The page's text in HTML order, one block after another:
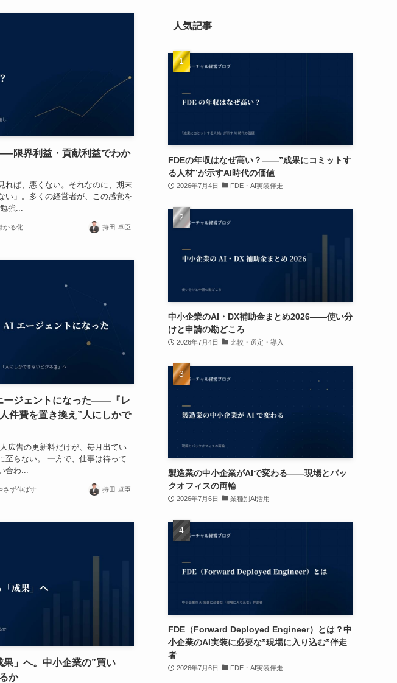
限界利益・貢献利益でわか
れば、悪くない。それなのに、期末
い」。多くの経営者が、この感覚を
強...
かる化 持田 卓臣
ージェントになった——『レ
件費を置き換え”人にしかで
広告の更新料だけが、毎月出てい
至らない。 一方で、仕事は待って
合わ...
さず伸ばす 持田 卓臣
」へ。中小企業の”買い
か
人気記事
FDEの年収はなぜ高い？——”成果にコミットす
る人材”が示すAI時代の価値
2026年7月4日 FDE・AI実装伴走
中小企業のAI・DX補助金まとめ2026——使い分
けと申請の勘どころ
2026年7月4日 比較・選定・導入
製造業の中小企業がAIで変わる——現場とバッ
クオフィスの両輪
2026年7月6日 業種別AI活用
FDE（Forward Deployed Engineer）とは？中
小企業のAI実装に必要な”現場に入り込む”伴走
者
2026年7月6日 FDE・AI実装伴走